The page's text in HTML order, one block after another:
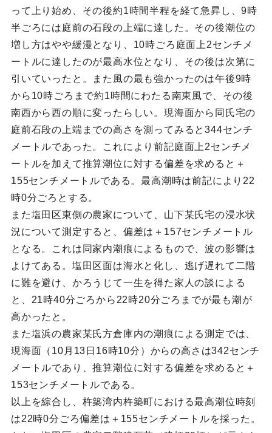
って上り始め、その後約1時間半程を経て急昇し、9時
半ごろには庭前の石段の上端に達した。その後潮位の
増し方はやや緩漫となり、10時ごろ庭面上2センチメ
ートルに達したのが最高水位となり、その後は次第に
引いていったと。また風の最も強かったのは午後9時
から10時ごろまで約1時間にわたる南東風で、その後
南西から西の順に変ったらしい。現海面から同氏宅の
庭前石段の上端までの高さを測ってみると344センチ
メートルであった。これにより前記庭面上2センチメ
ートルを加えて推算潮位に対する偏差を求めると＋
155センチメートルである。最高潮時は前記により22
時0分ごろとする。
また塩田区東側の農家について、山下某氏宅の浸水状
況について測定すると、偏差は＋157センチメートル
となる。これは同家内潮痕によるもので、波の影響は
よけてある。塩田区面は海水と化し、逃げ遅れて二階
に難を避け、かろうじて一生を得た家人の談による
と、21時40分ごろから22時20分ごろまでが最も潮が
高かったと。
また塩浜の農家某氏方倉庫内の潮痕による測定では、
現海面（10月13日16時10分）からの高さは342センチ
メートルであり、推算潮位に対する偏差を求めると＋
153センチメートルである。
以上を綜合し、杵築湾内杵築町における最高潮位時刻
は22時0分ごろ偏差は＋155センチメートルを採った。